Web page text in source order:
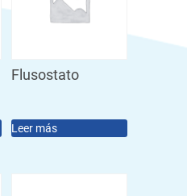
Flusostato
Leer más